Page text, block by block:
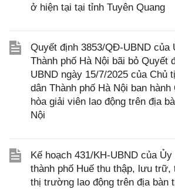
ở hiện tại tại tỉnh Tuyên Quang
Quyết định 3853/QĐ-UBND của
Thành phố Hà Nội bãi bỏ Quyết
UBND ngày 15/7/2025 của Chủ
dân Thành phố Hà Nội ban
hòa giải viên lao động trên địa
Nội
Kế hoạch 431/KH-UBND của Ủy
thành phố Huế thu thập, lưu trữ,
thị trường lao động trên địa bàn